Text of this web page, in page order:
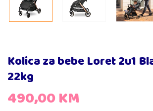
Kolica za bebe Loret 2u1
22kg
490,00KM